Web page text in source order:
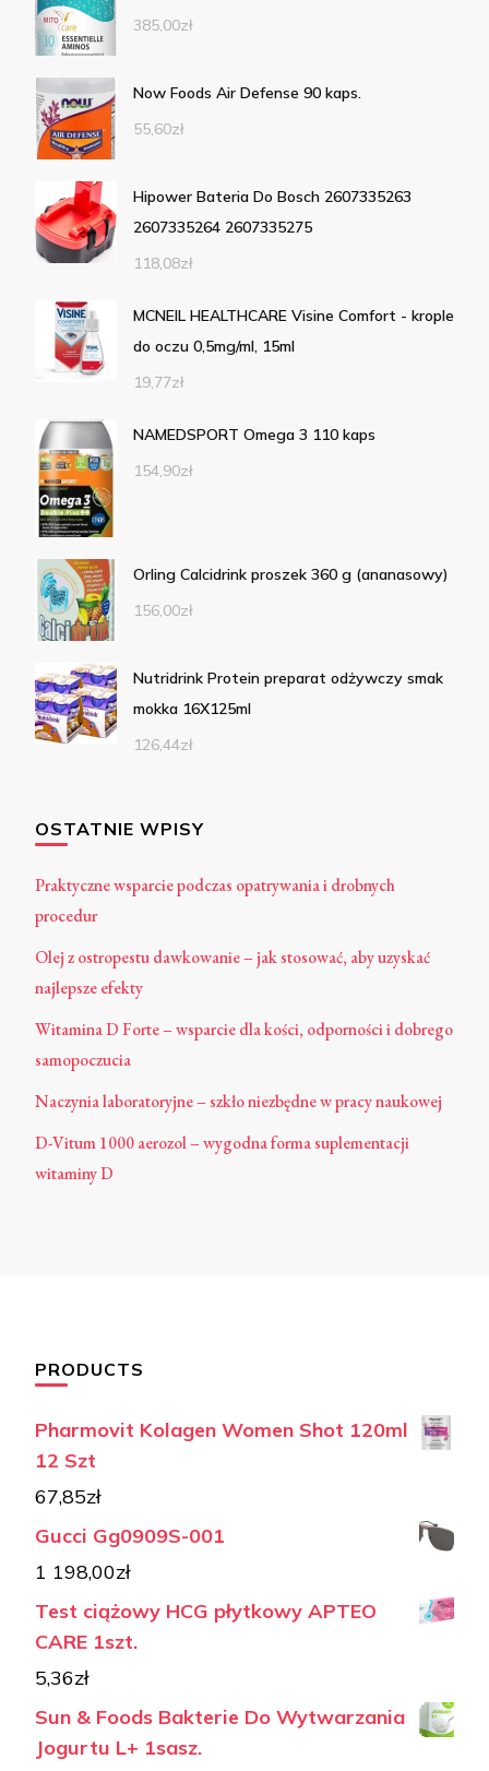
385,00zł
Now Foods Air Defense 90 kaps.
55,60zł
Hipower Bateria Do Bosch 2607335263
2607335264 2607335275
118,08zł
MCNEIL HEALTHCARE Visine Comfort - krople
do oczu 0,5mg/ml, 15ml
19,77zł
NAMEDSPORT Omega 3 110 kaps
154,90zł
Orling Calcidrink proszek 360 g (ananasowy)
156,00zł
Nutridrink Protein preparat odżywczy smak
mokka 16X125ml
126,44zł
OSTATNIE WPISY
Praktyczne wsparcie podczas opatrywania i drobnych
procedur
Olej z ostropestu dawkowanie – jak stosować, aby uzyskać
najlepsze efekty
Witamina D Forte – wsparcie dla kości, odporności i dobrego
samopoczucia
Naczynia laboratoryjne – szkło niezbędne w pracy naukowej
D-Vitum 1000 aerozol – wygodna forma suplementacji
witaminy D
PRODUCTS
Pharmovit Kolagen Women Shot 120ml
12 Szt
67,85zł
Gucci Gg0909S-001
1 198,00zł
Test ciążowy HCG płytkowy APTEO
CARE 1szt.
5,36zł
Sun & Foods Bakterie Do Wytwarzania
Jogurtu L+ 1sasz.